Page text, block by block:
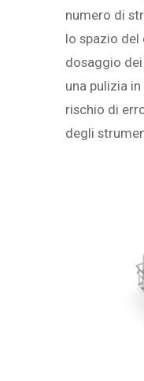
numero di
lo spazio
dosaggio
una pulizia
rischio di
degli